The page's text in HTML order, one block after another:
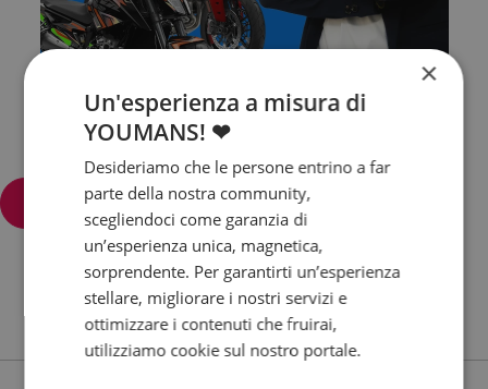
Filtra e ordina
×
Un'esperienza a misura di
YOUMANS! ❤
Desideriamo che le persone entrino a far
parte della nostra community,
scegliendoci come garanzia di
un’esperienza unica, magnetica,
sorprendente. Per garantirti un’esperienza
stellare, migliorare i nostri servizi e
ottimizzare i contenuti che fruirai,
utilizziamo cookie sul nostro portale.